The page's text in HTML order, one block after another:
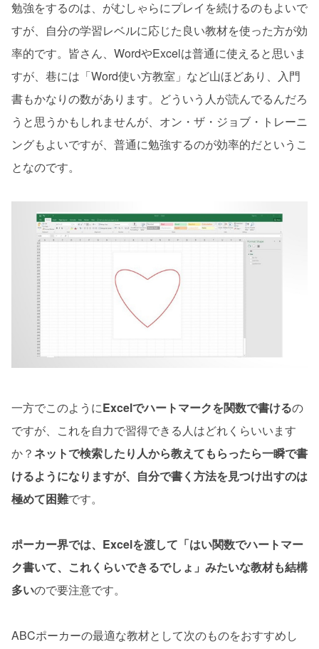
勉強をするのは、がむしゃらにプレイを続けるのもよいで
すが、自分の学習レベルに応じた良い教材を使った方が効
率的です。皆さん、WordやExcelは普通に使えると思いま
すが、巷には「Word使い方教室」など山ほどあり、入門
書もかなりの数があります。どういう人が読んでるんだろ
うと思うかもしれませんが、オン・ザ・ジョブ・トレーニ
ングもよいですが、普通に勉強するのが効率的だというこ
となのです。
一方でこのようにExcelでハートマークを関数で書けるの
ですが、これを自力で習得できる人はどれくらいいます
か？ネットで検索したり人から教えてもらったら一瞬で書
けるようになりますが、自分で書く方法を見つけ出すのは
極めて困難です。
ポーカー界では、Excelを渡して「はい関数でハートマー
ク書いて、これくらいできるでしょ」みたいな教材も結構
多いので要注意です。
ABCポーカーの最適な教材として次のものをおすすめし